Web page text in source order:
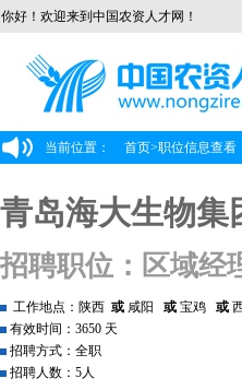
你好！欢迎来到中国农资人才网！
当前位置： 首页>职位信息查看
青岛海大生物集
招聘职位：区域经
工作地点：陕西 或 咸阳 或 宝鸡 或
有效时间：3650 天
招聘方式：全职
招聘人数：5人